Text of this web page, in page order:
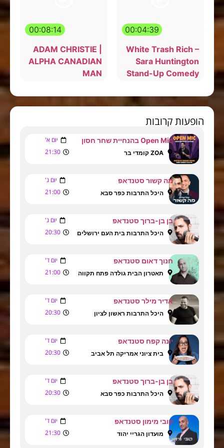
00:04:39
White Trash Rich –
Sara Huntington
Stand-Up Comedy
00:08:14
ADAM CHRISTIE |
ALPHA CANADIAN
MAN
הופעות קרובות
Open Mic בהנחיית שחר חסון יום א'
ZOA קומדי בר 21:30
מה קשור סטנדאפ יום ג'
היכל התרבות כפר סבא 21:00
בן בן-ברוך סטנדאפ יום ג'
היכל התרבות בית העם ירושלים 20:30
חנוך דאום סטנדאפ יום ד'
תאטרון הבית גולדה פתח תקווה 21:00
אדיר מילר סטנדאפ יום ד'
היכל התרבות ראשון לציון 20:30
יונה קפח סטנדאפ יום ד'
בית ציוני אמריקה תל אביב 20:30
בן בן-ברוך סטנדאפ יום ד'
היכל התרבות כפר סבא 20:30
קובי מימון סטנדאפ יום ד'
מועדון הגריי יהוד 21:30